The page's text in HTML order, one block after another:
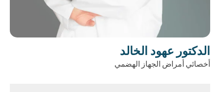
الدكتور عهود الخالد
أخصائي أمراض الجهاز الهضمي